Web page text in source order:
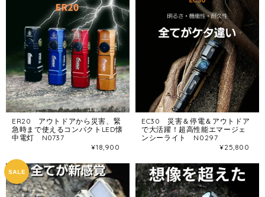
ER20 アウトドアから災害、緊
急時まで使えるコンパクトLED懐
中電灯 N0737
¥18,900
EC30 災害＆停電＆アウトドア
で大活躍！超高性能エマージェ
ンシーライト N0297
¥25,800